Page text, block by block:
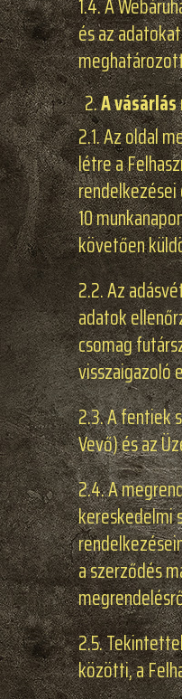
1.4. A
és az
A
2.1. Az oldal
létre a
rendelkezései
10
követően
2.2. Az
adatok
csomag
visszaigazoló
2.3. A fentiek
Vevő) és az
2.4. A
kereskedelmi
a szerződés
2.5.
közötti, a